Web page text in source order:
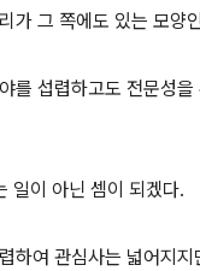
가 그 쪽에도 있는 모양
를 섭렵하고도 전문성
일이 아닌 셈이 되겠다.
하여 관심사는 넓어지